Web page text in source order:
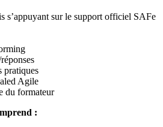
s’appuyant sur le support officiel SAFe
pratiques
Agile
du formateur
: